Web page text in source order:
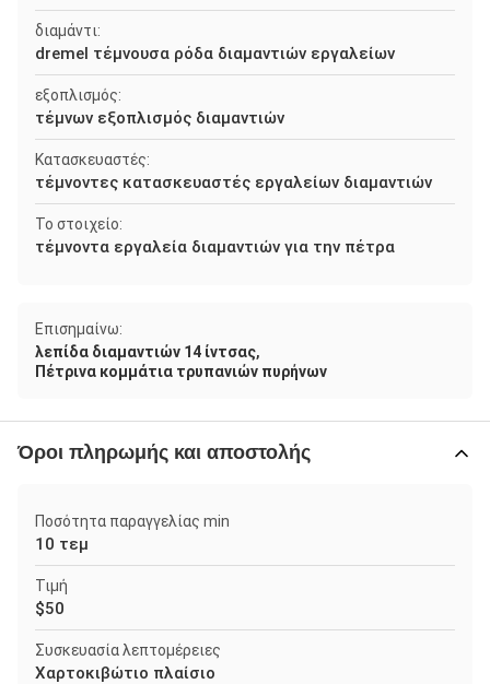
διαμάντι:
dremel τέμνουσα ρόδα διαμαντιών εργαλείων
εξοπλισμός:
τέμνων εξοπλισμός διαμαντιών
Κατασκευαστές:
τέμνοντες κατασκευαστές εργαλείων διαμαντιών
Το στοιχείο:
τέμνοντα εργαλεία διαμαντιών για την πέτρα
Επισημαίνω:
λεπίδα διαμαντιών 14 ίντσας,
Πέτρινα κομμάτια τρυπανιών πυρήνων
Όροι πληρωμής και αποστολής
Ποσότητα παραγγελίας min
10 τεμ
Τιμή
$50
Συσκευασία λεπτομέρειες
Χαρτοκιβώτιο πλαίσιο